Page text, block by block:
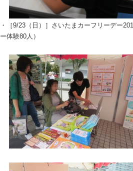
・［9/23（日）］さいたまカーフリーデー
ー体験80人）